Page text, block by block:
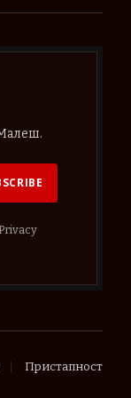
Privacy
Пристапност